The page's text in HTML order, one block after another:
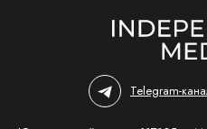
Telegram-